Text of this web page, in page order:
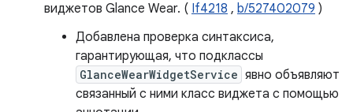
виджетов Glance Wear. ( If4218 , b/527402079 )
Добавлена ​​проверка синтаксиса,
гарантирующая, что подклассы
GlanceWearWidgetService явно объявляют
связанный с ними класс виджета с помощью